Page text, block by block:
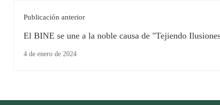
Publicación anterior
El BINE se une a la noble causa de "Tejiendo
Voluntariado de la Secretaría de Educación Pública
4 de enero de 2024